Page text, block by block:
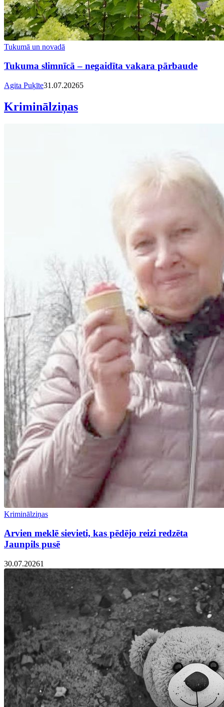
Tukumā un novadā
Tukuma slimnīcā – negaidīta vakara pārbaude
Agita Puķīte31.07.20265
Kriminālziņas
Kriminālziņas
Arvien meklē sievieti, kas pēdējo reizi redzēta
Jaunpils pusē
30.07.20261